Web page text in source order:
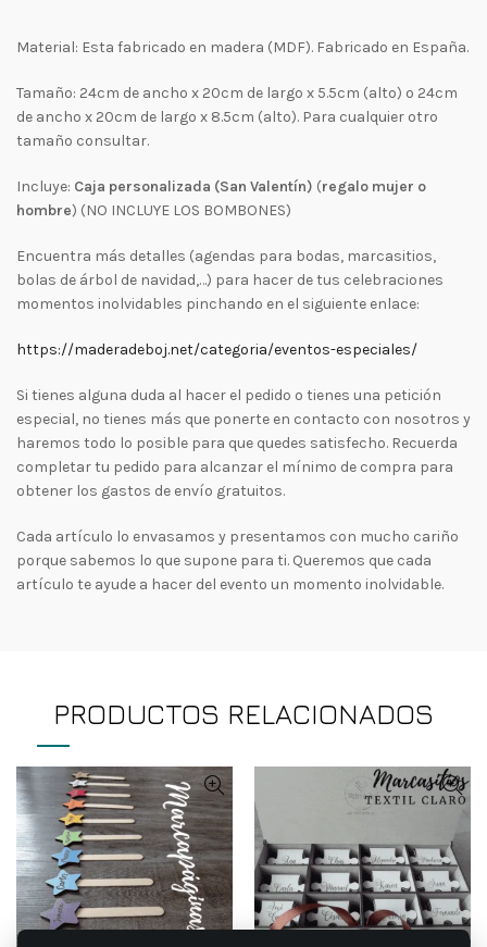
Material: Esta fabricado en madera (MDF). Fabricado en España.
Tamaño: 24cm de ancho x 20cm de largo x 5.5cm (alto) o 24cm
de ancho x 20cm de largo x 8.5cm (alto). Para cualquier otro
tamaño consultar.
Incluye: Caja personalizada (San Valentín) (regalo mujer o
hombre) (NO INCLUYE LOS BOMBONES)
Encuentra más detalles (agendas para bodas, marcasitios,
bolas de árbol de navidad,…) para hacer de tus celebraciones
momentos inolvidables pinchando en el siguiente enlace:
https://maderadeboj.net/categoria/eventos-especiales/
Si tienes alguna duda al hacer el pedido o tienes una petición
especial, no tienes más que ponerte en contacto con nosotros y
haremos todo lo posible para que quedes satisfecho. Recuerda
completar tu pedido para alcanzar el mínimo de compra para
obtener los gastos de envío gratuitos.
Cada artículo lo envasamos y presentamos con mucho cariño
porque sabemos lo que supone para ti. Queremos que cada
artículo te ayude a hacer del evento un momento inolvidable.
PRODUCTOS RELACIONADOS